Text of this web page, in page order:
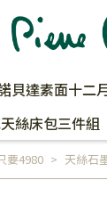
貝達素面十二
絲床包三件組
要4980 天絲石